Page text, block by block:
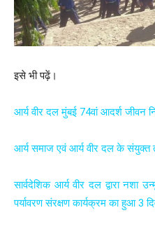
इसे भी पढ़ें।
आर्य वीर दल मुंबई 74वां आदर्श जीवन
आर्य समाज एवं आर्य वीर दल के संयुक्त
सार्वदेशिक आर्य वीर दल द्वारा नशा
पर्यावरण संरक्षण कार्यक्रम का हुआ 3